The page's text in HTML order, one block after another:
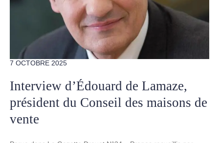
7 OCTOBRE 2025
Interview d’Édouard de Lamaze,
président du Conseil des maisons de
vente